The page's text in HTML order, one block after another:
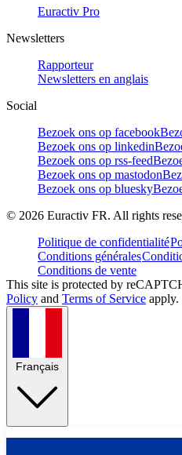
Euractiv Pro
Newsletters
Rapporteur
Newsletters en anglais
Social
Bezoek ons op facebook
Bezoek ons op linkedin
Bezoek ons op rss-feed
Bezoek ons op mastodon
Bezoek ons op bluesky
© 2026 Euractiv FR. All rights
Politique de confidentialité
Conditions générales
Conditions de vente
This site is protected by
Policy and Terms of Service apply.
Français